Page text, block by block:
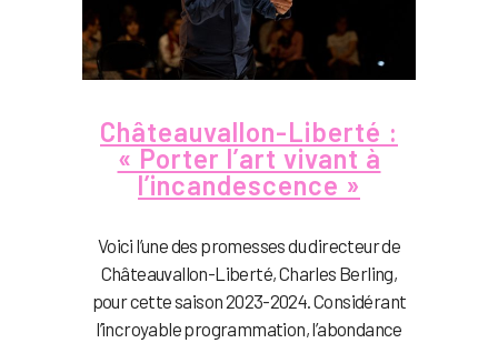
Châteauvallon-Liberté :
« Porter l’art vivant à
l’incandescence »
Voici l’une des promesses du directeur de
Châteauvallon-Liberté, Charles Berling,
pour cette saison 2023-2024. Considérant
l’incroyable programmation, l’abondance